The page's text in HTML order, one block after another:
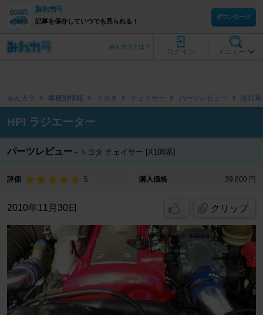
記事を保存していつでも見られる！
ダウンロード
メニュー
ログイン
みんカラとは？
みんカラ 車種別情報 トヨタ チェイサー パーツレビュー 冷却系
HPI ラジエーター
パーツレビュー トヨタ チェイサー [X100系]
評価 5 購入価格 39,800 円
2010年11月30日 クリップ